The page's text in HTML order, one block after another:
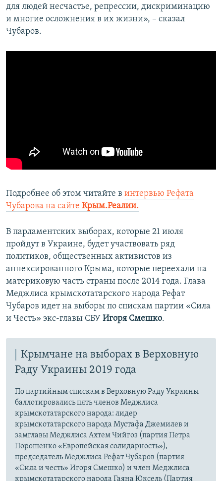
для людей несчастье, репрессии, дискриминацию
и многие осложнения в их жизни», – сказал
Чубаров.
Подробнее об этом читайте в интервью Рефата
Чубарова на сайте Крым.Реалии.
В парламентских выборах, которые 21 июля
пройдут в Украине, будет участвовать ряд
политиков, общественных активистов из
аннексированного Крыма, которые переехали на
материковую часть страны после 2014 года. Глава
Меджлиса крымскотатарского народа Рефат
Чубаров идет на выборы по спискам партии «Сила
и Честь» экс-главы СБУ Игоря Смешко.
Крымчане на выборах в Верховную
Раду Украины 2019 года
По партийным спискам в Верховную Раду Украины
баллотировались пять членов Меджлиса
крымскотатарского народа: лидер
крымскотатарского народа Мустафа Джемилев и
замглавы Меджлиса Ахтем Чийгоз (партия Петра
Порошенко «Европейская солидарность»),
председатель Меджлиса Рефат Чубаров (партия
«Сила и честь» Игоря Смешко) и член Меджлиса
крымскотатарского народа Гаяна Юксель (Партия